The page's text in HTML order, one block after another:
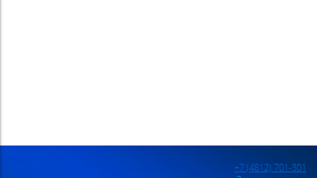
+7 (4812) 701-301